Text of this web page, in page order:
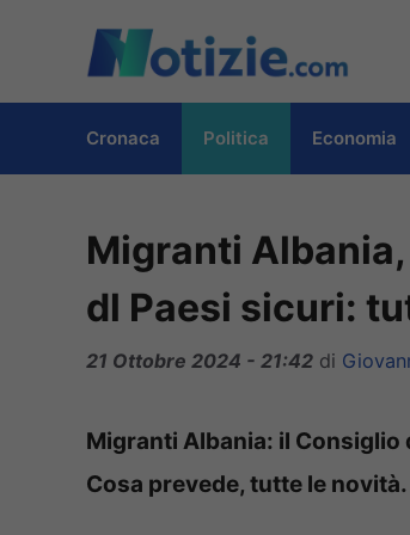
contenuto
Cronaca Politica Economia
Migranti
dl Paesi sicuri:
21 Ottobre 2024 - 21:42 di
Migranti Albania: il
Cosa prevede, tutte le novità.